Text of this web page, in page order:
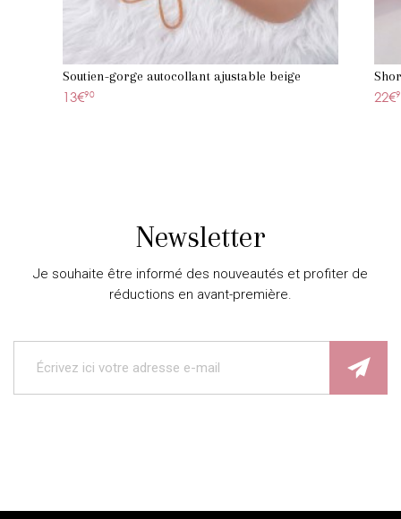
Soutien-gorge autocollant ajustable beige
13€90
22€
Newsletter
Je souhaite être informé des nouveautés et profiter de
réductions en avant-première.